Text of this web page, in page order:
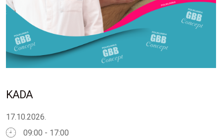
KADA
17.10.2026.
09:00 - 17:00